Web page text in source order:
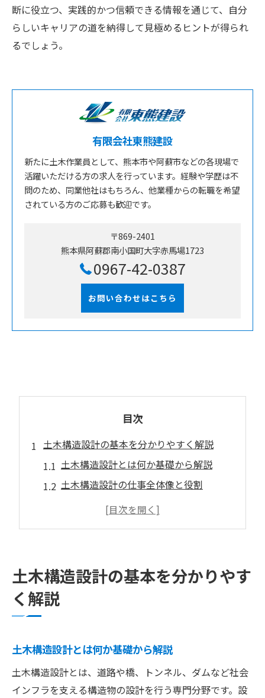
断に役立つ、実践的かつ信頼できる情報を通じて、自分
らしいキャリアの道を納得して見極めるヒントが得られ
るでしょう。
有限会社東熊建設
新たに土木作業員として、熊本市や阿蘇市などの各現場で
活躍いただける方の求人を行っています。経験や学歴は不
問のため、同業他社はもちろん、他業種からの転職を希望
されている方のご応募も歓迎です。
〒869-2401
熊本県阿蘇郡南小国町大字赤馬場1723
0967-42-0387
お問い合わせはこちら
目次
土木構造設計の基本を分かりやすく解説
土木構造設計とは何か基礎から解説
土木構造設計の仕事全体像と役割
土木構造設計で求められるスキルとは
構造設計に向いている人の特徴を徹底分析
土木構造設計に向いている人の共通点
土木設計やめとけと言われる理由と適性
数字や図面が得意な人に土木が適職な訳
建築と土木どちらが自分に合うのか比較検証
土木構造設計の基本を分かりやす
く解説
土木構造設計とは何か基礎から解説
土木構造設計とは、道路や橋、トンネル、ダムなど社会
インフラを支える構造物の設計を行う専門分野です。設